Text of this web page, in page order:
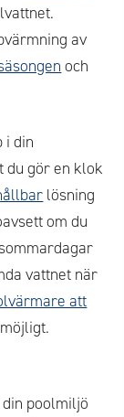
av
och
i din
du gör en klok
lösning
om du
vattnet när
att
poolmiljö